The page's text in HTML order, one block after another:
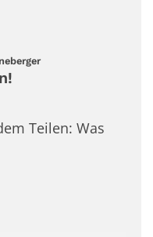
:
Teilen: Was